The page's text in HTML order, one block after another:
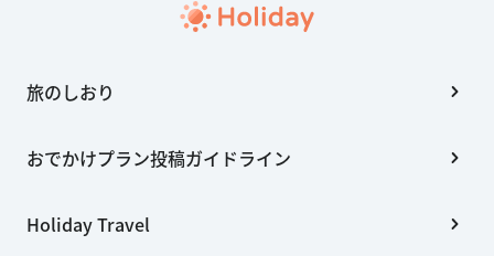
旅のしおり
おでかけプラン投稿ガイドライン
Holiday Travel